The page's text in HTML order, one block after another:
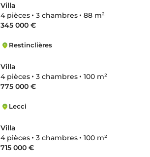
Villa
4 pièces
3 chambres
88 m²
345 000 €
Restinclières
Villa
4 pièces
3 chambres
100 m²
775 000 €
Lecci
Villa
4 pièces
3 chambres
100 m²
715 000 €